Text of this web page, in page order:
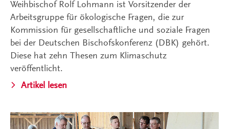
Weihbischof Rolf Lohmann ist Vorsitzender der
Arbeitsgruppe für ökologische Fragen, die zur
Kommission für gesellschaftliche und soziale Fragen
bei der Deutschen Bischofskonferenz (DBK) gehört.
Diese hat zehn Thesen zum Klimaschutz
veröffentlicht.
Artikel lesen